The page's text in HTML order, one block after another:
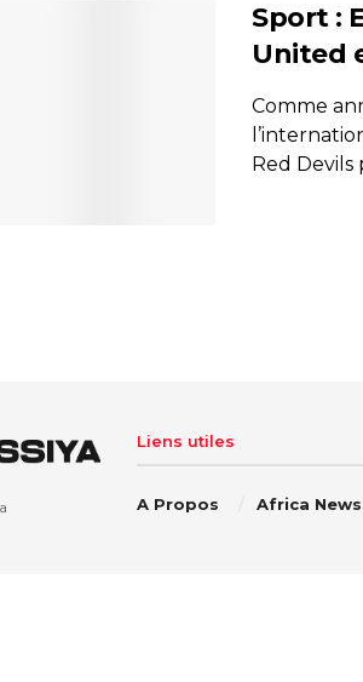
Sport :
United
Comme
Red Devils
Liens utiles
A Propos Africa News